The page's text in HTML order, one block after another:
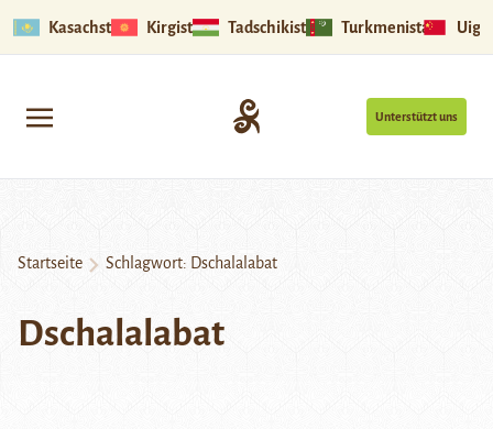
Kasachstan Kirgistan Tadschikistan Turkmenistan
Unterstützt uns
Startseite Schlagwort: Dschalalabat
Dschalalabat